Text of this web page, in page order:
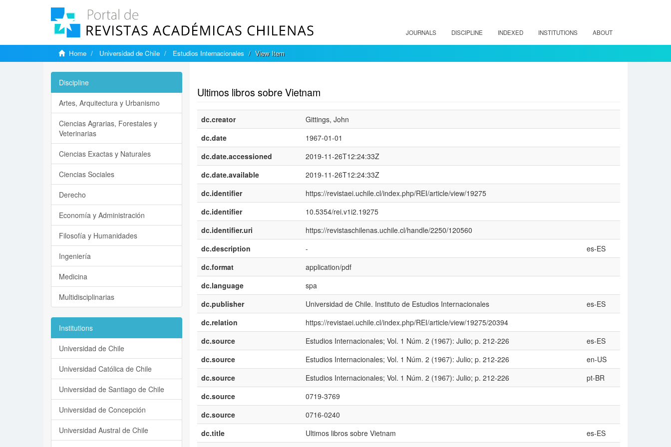
JOURNALS DISCIPLINE INDEXED INSTITUTIONS ABOUT
Home Universidad de Chile Estudios Internacionales View Item
Ultimos libros sobre Vietnam
dc.creator
Gittings, John
dc.date
1967-01-01
dc.date.accessioned
2019-11-26T12:24:33Z
dc.date.available
2019-11-26T12:24:33Z
dc.identifier
https://revistaei.uchile.cl/index.php/REI/article/view/19275
dc.identifier
10.5354/rei.v1i2.19275
dc.identifier.uri
https://revistaschilenas.uchile.cl/handle/2250/120560
dc.description
-
es-ES
dc.format
application/pdf
dc.language
spa
dc.publisher
Universidad de Chile. Instituto de Estudios Internacionales
es-ES
dc.relation
https://revistaei.uchile.cl/index.php/REI/article/view/19275/20394
dc.source
Estudios Internacionales; Vol. 1 Núm. 2 (1967): Julio; p. 212-226
es-ES
dc.source
Estudios Internacionales; Vol. 1 Núm. 2 (1967): Julio; p. 212-226
en-US
dc.source
Estudios Internacionales; Vol. 1 Núm. 2 (1967): Julio; p. 212-226
pt-BR
dc.source
0719-3769
dc.source
0716-0240
dc.title
Ultimos libros sobre Vietnam
es-ES
Discipline
Artes, Arquitectura y Urbanismo
Ciencias Agrarias, Forestales y
Veterinarias
Ciencias Exactas y Naturales
Ciencias Sociales
Derecho
Economía y Administración
Filosofía y Humanidades
Ingeniería
Medicina
Multidisciplinarias
Institutions
Universidad de Chile
Universidad Católica de Chile
Universidad de Santiago de Chile
Universidad de Concepción
Universidad Austral de Chile